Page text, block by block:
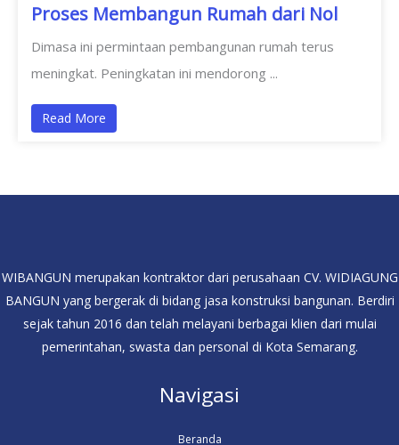
Proses Membangun Rumah dari Nol
Dimasa ini permintaan pembangunan rumah terus
meningkat. Peningkatan ini mendorong ...
Read More
WIBANGUN merupakan kontraktor dari perusahaan CV. WIDIAGUNG
BANGUN yang bergerak di bidang jasa konstruksi bangunan. Berdiri
sejak tahun 2016 dan telah melayani berbagai klien dari mulai
pemerintahan, swasta dan personal di Kota Semarang.
Navigasi
Beranda